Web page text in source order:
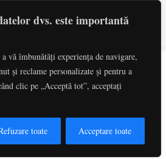
dvs. este importantă
vă îmbunătăți experiența de navigare,
și reclame personalizate și pentru a
clic pe „Acceptă tot”, acceptați
toate Acceptare toate
Switch-Over
UE pentru adoptarea
obligațiilor fiscale de către